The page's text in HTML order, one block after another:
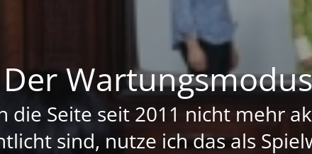
Der
die Seite seit 2011 nicht mehr
sind, nutze ich das als